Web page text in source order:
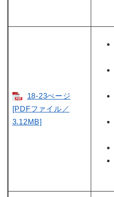
18-23ぺージ
[PDFファイル／
3.12MB]